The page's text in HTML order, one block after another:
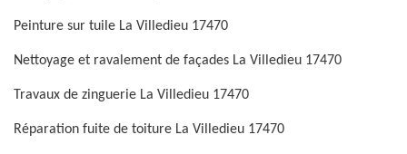
Peinture sur tuile La Villedieu 17470
Nettoyage et ravalement de façades La Villedieu 17470
Travaux de zinguerie La Villedieu 17470
Réparation fuite de toiture La Villedieu 17470